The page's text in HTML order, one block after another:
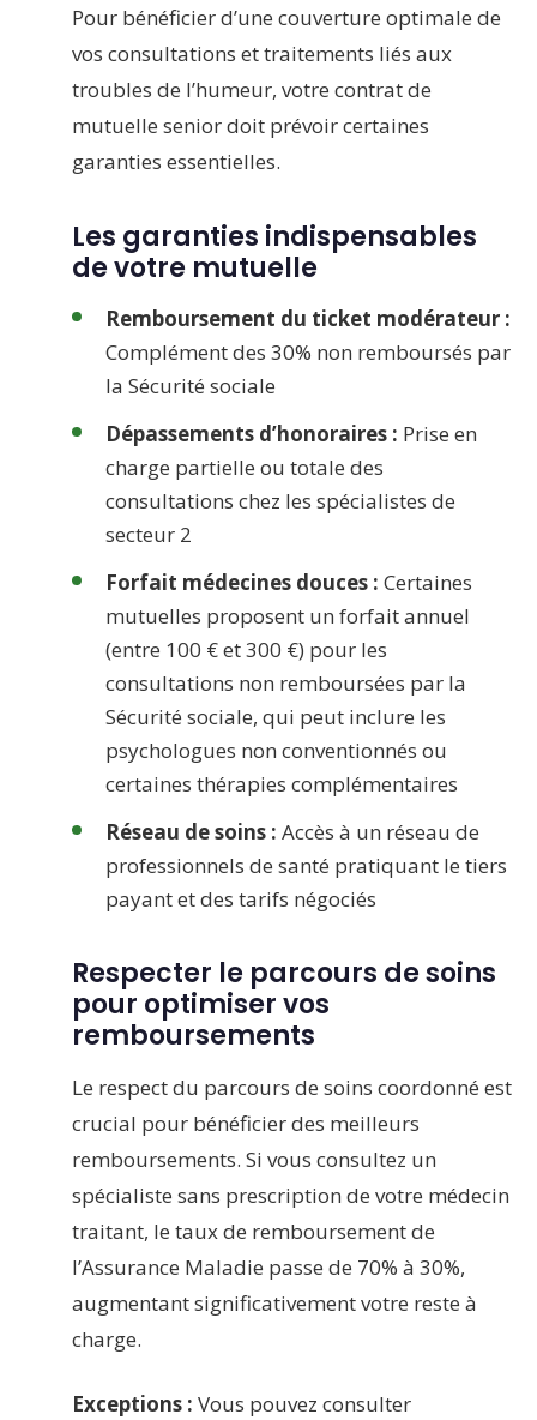
Pour bénéficier d’une couverture optimale de
vos consultations et traitements liés aux
troubles de l’humeur, votre contrat de
mutuelle senior doit prévoir certaines
garanties essentielles.
Les garanties indispensables
de votre mutuelle
Remboursement du ticket modérateur :
Complément des 30% non remboursés par
la Sécurité sociale
Dépassements d’honoraires : Prise en
charge partielle ou totale des
consultations chez les spécialistes de
secteur 2
Forfait médecines douces : Certaines
mutuelles proposent un forfait annuel
(entre 100 € et 300 €) pour les
consultations non remboursées par la
Sécurité sociale, qui peut inclure les
psychologues non conventionnés ou
certaines thérapies complémentaires
Réseau de soins : Accès à un réseau de
professionnels de santé pratiquant le tiers
payant et des tarifs négociés
Respecter le parcours de soins
pour optimiser vos
remboursements
Le respect du parcours de soins coordonné est
crucial pour bénéficier des meilleurs
remboursements. Si vous consultez un
spécialiste sans prescription de votre médecin
traitant, le taux de remboursement de
l’Assurance Maladie passe de 70% à 30%,
augmentant significativement votre reste à
charge.
Exceptions : Vous pouvez consulter